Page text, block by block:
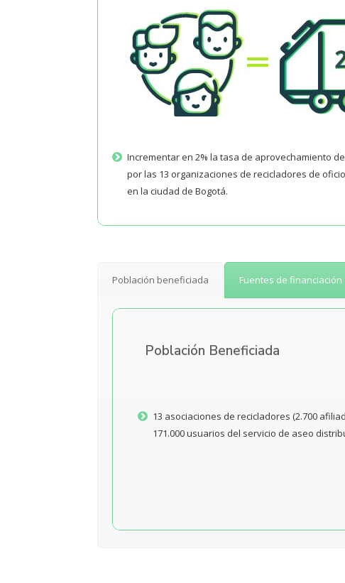
Incrementar en 2% la tasa de aprovechamiento
por las 13 organizaciones de recicladores de
en la ciudad de Bogotá.
Población beneficiada Fuentes de financiación
Población Beneficiada
13 asociaciones de recicladores (2.700
171.000 usuarios del servicio de aseo